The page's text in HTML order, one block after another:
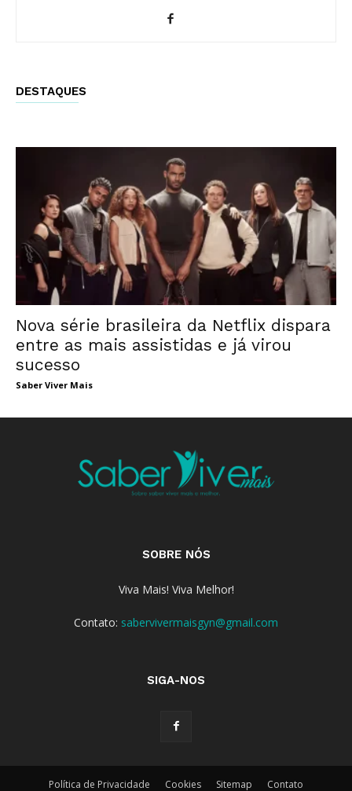
DESTAQUES
Nova série brasileira da Netflix dispara
entre as mais assistidas e já virou
sucesso
Saber Viver Mais
SOBRE NÓS
Viva Mais! Viva Melhor!
Contato: sabervivermaisgyn@gmail.com
SIGA-NOS
Política de Privacidade Cookies Sitemap Contato